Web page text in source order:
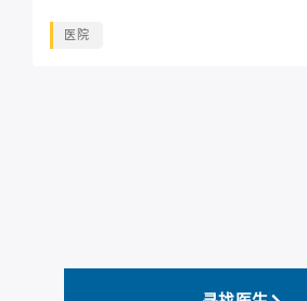
医院